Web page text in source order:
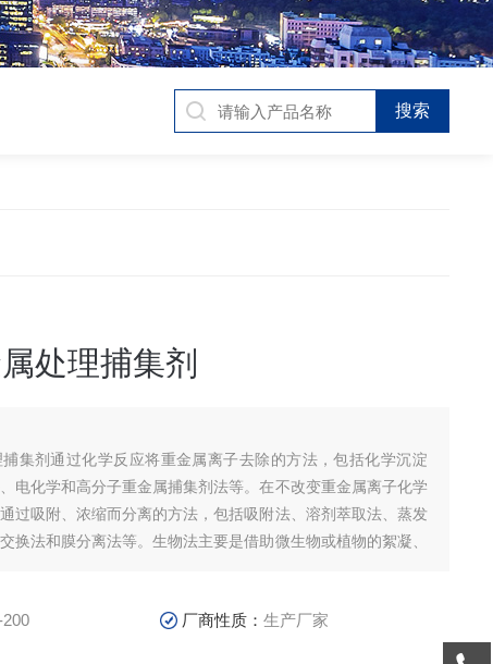
处理捕集剂
集剂通过化学反应将重金属离子去除的方法，包括化学沉淀
电化学和高分子重金属捕集剂法等。在不改变重金属离子化学
过吸附、浓缩而分离的方法，包括吸附法、溶剂萃取法、蒸发
换法和膜分离法等。生物法主要是借助微生物或植物的絮凝、
厂商性质：生产厂家